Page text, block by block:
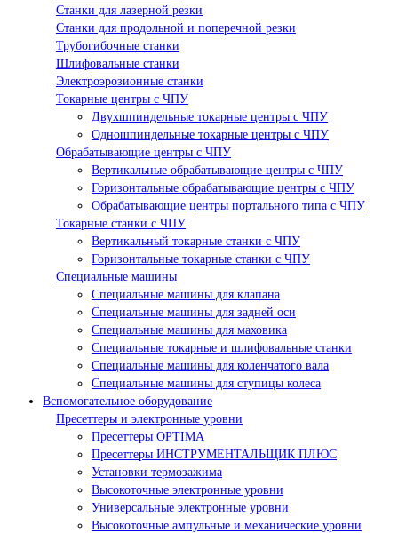
Станки для лазерной резки
Станки для продольной и поперечной резки
Трубогибочные станки
Шлифовальные станки
Электроэрозионные станки
Токарные центры с ЧПУ
Двухшпиндельные токарные центры с ЧПУ
Одношпиндельные токарные центры с ЧПУ
Обрабатывающие центры с ЧПУ
Вертикальные обрабатывающие центры с ЧПУ
Горизонтальные обрабатывающие центры с ЧПУ
Обрабатывающие центры портального типа с ЧПУ
Токарные станки с ЧПУ
Вертикальный токарные станки с ЧПУ
Горизонтальные токарные станки с ЧПУ
Специальные машины
Специальные машины для клапана
Специальные машины для задней оси
Специальные машины для маховика
Специальные токарные и шлифовальные станки
Специальные машины для коленчатого вала
Специальные машины для ступицы колеса
Вспомогательное оборудование
Пресеттеры и электронные уровни
Пресеттеры OPTIMA
Пресеттеры ИНСТРУМЕНТАЛЬЩИК ПЛЮС
Установки термозажима
Высокоточные электронные уровни
Универсальные электронные уровни
Высокоточные ампульные и механические уровни